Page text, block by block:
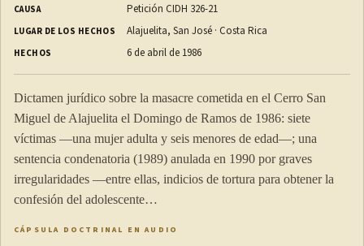
CAUSA Petición CIDH 326-21
LUGAR DE LOS HECHOS Alajuelita, San José · Costa Rica
HECHOS 6 de abril de 1986
Dictamen jurídico sobre la masacre cometida en el Cerro San
Miguel de Alajuelita el Domingo de Ramos de 1986: siete
víctimas —una mujer adulta y seis menores de edad—; una
sentencia condenatoria (1989) anulada en 1990 por graves
irregularidades —entre ellas, indicios de tortura para obtener la
confesión del adolescente…
CÁPSULA DOCTRINAL EN AUDIO